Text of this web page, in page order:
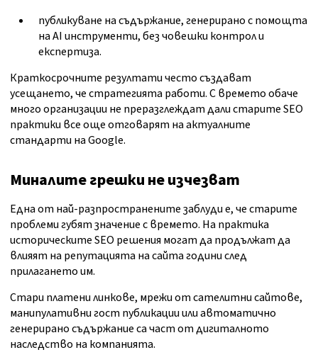
публикуване на съдържание, генерирано с помощта
на AI инструменти, без човешки контрол и
експертиза.
Краткосрочните резултати често създават
усещането, че стратегията работи. С времето обаче
много организации не преразглеждат дали старите SEO
практики все още отговарят на актуалните
стандарти на Google.
Миналите грешки не изчезват
Една от най-разпространените заблуди е, че старите
проблеми губят значение с времето. На практика
историческите SEO решения могат да продължат да
влияят на репутацията на сайта години след
прилагането им.
Стари платени линкове, мрежи от сателитни сайтове,
манипулативни гост публикации или автоматично
генерирано съдържание са част от дигиталното
наследство на компанията.